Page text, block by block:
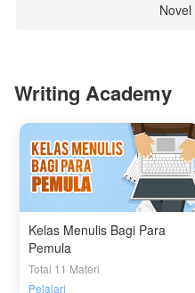
Writing Academy
Kelas Menulis Bagi Para
Pemula
Total 11 Materi
Pelajari